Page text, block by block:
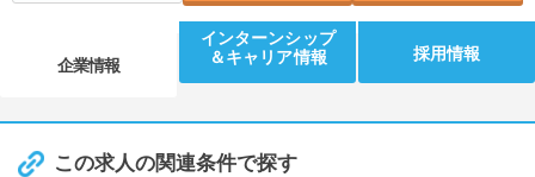
企業情報
インターンシップ
＆キャリア情報
採用情報
この求人の関連条件で探す